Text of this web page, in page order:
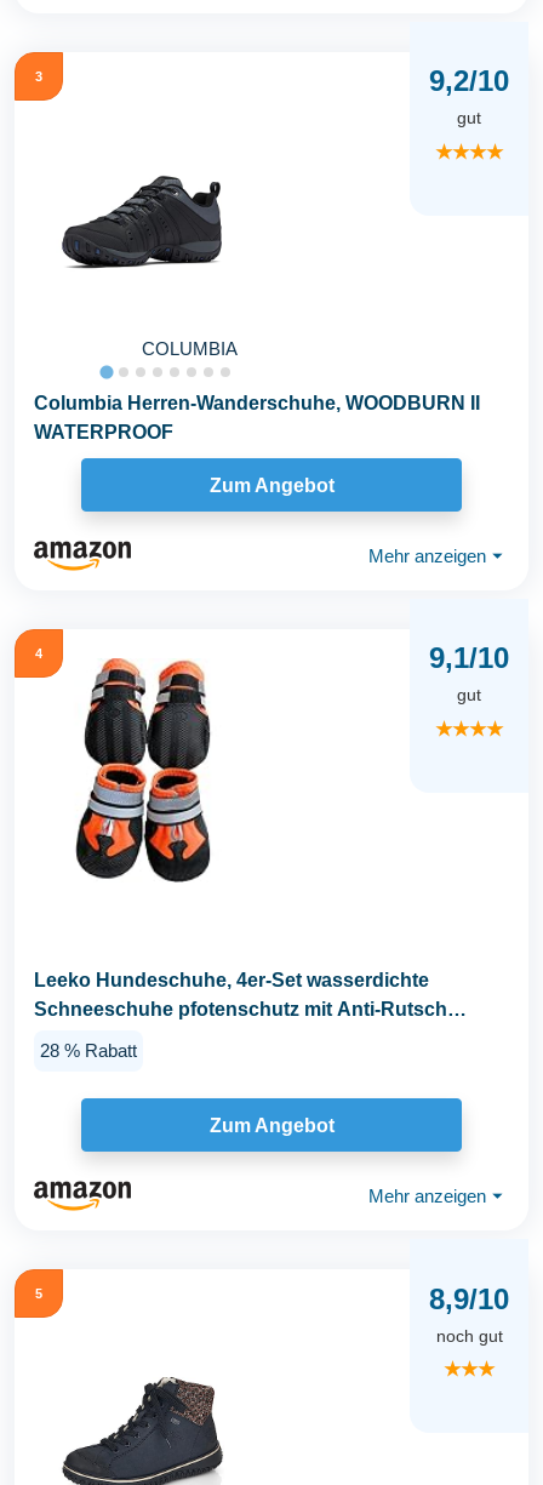
3
COLUMBIA
9,2/10
gut
★★★★
Columbia Herren-Wanderschuhe, WOODBURN II
WATERPROOF
Zum Angebot
Mehr anzeigen ⏷
4 9,1/10
gut
★★★★
Leeko Hundeschuhe, 4er-Set wasserdichte
Schneeschuhe pfotenschutz mit Anti-Rutsch
28 % Rabatt
Zum Angebot
Mehr anzeigen ⏷
5 8,9/10
noch gut
★★★